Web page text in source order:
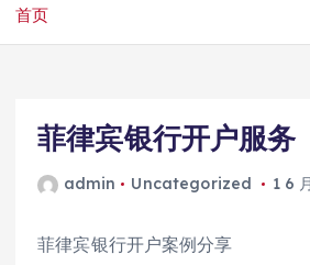
首页
菲律宾银行开户服务
admin Uncategorized 1 6
菲律宾银行开户案例分享